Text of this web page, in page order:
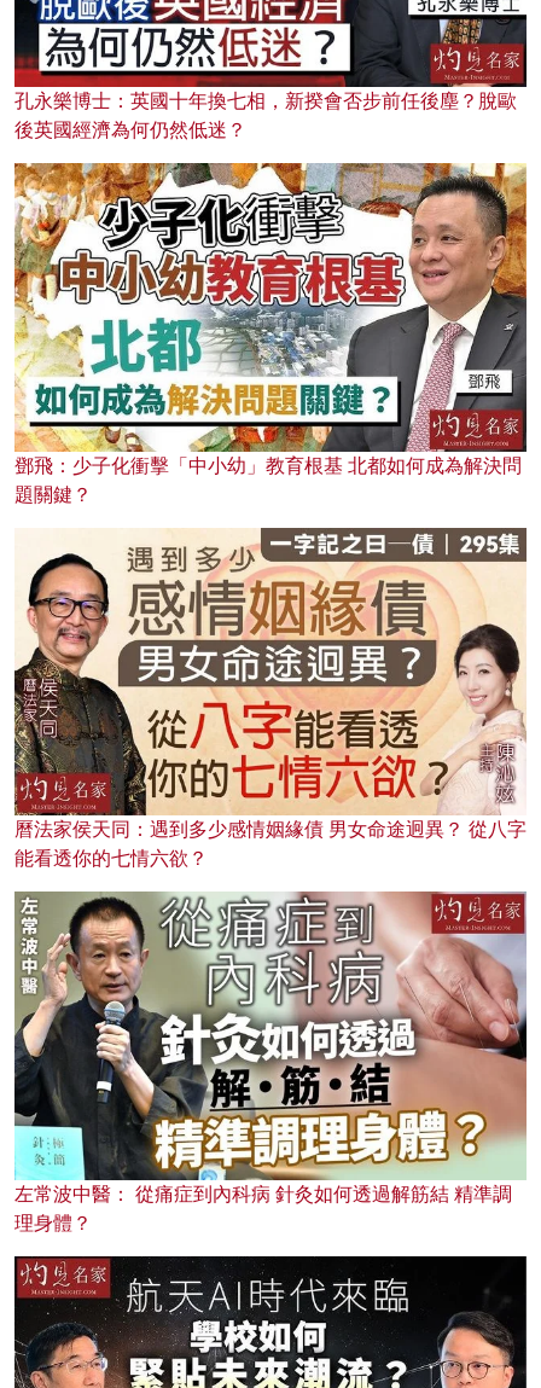
孔永樂博士：英國十年換七相，新揆會否步前任後塵？脫歐
後英國經濟為何仍然低迷？
鄧飛：少子化衝擊「中小幼」教育根基 北都如何成為解決問
題關鍵？
曆法家侯天同：遇到多少感情姻緣債 男女命途迥異？ 從八字
能看透你的七情六欲？
左常波中醫： 從痛症到內科病 針灸如何透過解筋結 精準調
理身體？